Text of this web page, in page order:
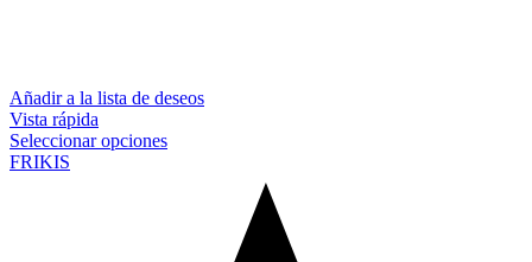
Añadir a la lista de deseos
Vista rápida
Seleccionar opciones
FRIKIS